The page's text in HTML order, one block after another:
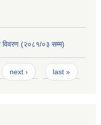
विवरण (२०८१/०३ सम्म)
next › last »